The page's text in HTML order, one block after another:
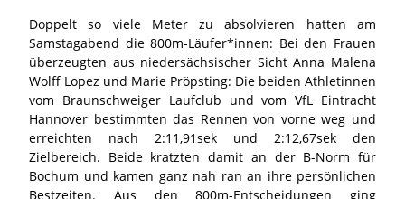
Doppelt so viele Meter zu absolvieren hatten am
Samstagabend die 800m-Läufer*innen: Bei den Frauen
überzeugten aus niedersächsischer Sicht Anna Malena
Wolff Lopez und Marie Pröpsting: Die beiden Athletinnen
vom Braunschweiger Laufclub und vom VfL Eintracht
Hannover bestimmten das Rennen von vorne weg und
erreichten nach 2:11,91sek und 2:12,67sek den
Zielbereich. Beide kratzten damit an der B-Norm für
Bochum und kamen ganz nah ran an ihre persönlichen
Bestzeiten. Aus den 800m-Entscheidungen ging